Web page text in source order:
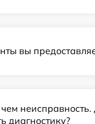
вы
неисправность.
диагностику?